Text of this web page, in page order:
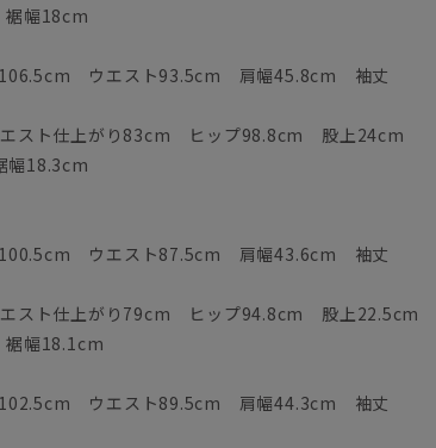
幅18cm
106.5cm ウエスト93.5cm 肩幅45.8cm 袖丈
エスト仕上がり83cm ヒップ98.8cm 股上24cm
18.3cm
100.5cm ウエスト87.5cm 肩幅43.6cm 袖丈
エスト仕上がり79cm ヒップ94.8cm 股上22.5cm
幅18.1cm
102.5cm ウエスト89.5cm 肩幅44.3cm 袖丈